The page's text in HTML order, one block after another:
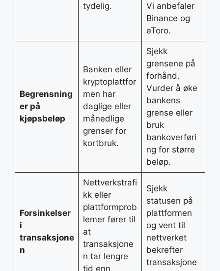
tydelig.
Vi anbefaler
Binance og
eToro.
Begrensning
er på
kjøpsbeløp
Banken eller
kryptoplattfor
men har
daglige eller
månedlige
grenser for
kortbruk.
Sjekk
grensene på
forhånd.
Vurder å øke
bankens
grense eller
bruk
bankoverføri
ng for større
beløp.
Forsinkelser
i
transaksjone
n
Nettverkstrafi
kk eller
plattformprob
lemer fører til
at
transaksjone
n tar lengre
tid enn
Sjekk
statusen på
plattformen
og vent til
nettverket
bekrefter
transaksjone